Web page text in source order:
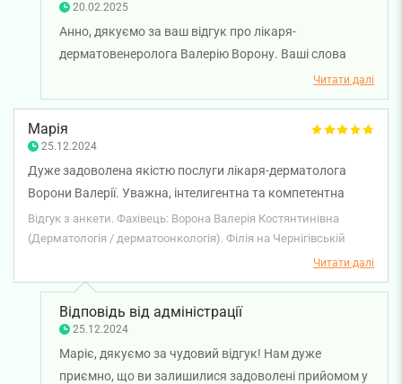
20.02.2025
Анно, дякуємо за ваш відгук про лікаря-
дерматовенеролога Валерію Ворону. Ваші слова
надихають нас і далі працювати на найвищому рівні.
Бажаємо вам міцного здоров'я!
Читати далі
Марія
25.12.2024
Дуже задоволена якістю послуги лікаря-дерматолога
Ворони Валерії. Уважна, інтелигентна та компетентна
лікарка . Була перший раз в клініці та у лікаря на прийомі.
Все пройшло дуже добре! Дякую!
Відгук з анкети. Фахівець: Ворона Валерія Костянтинівна
(Дерматологія / дерматоонкологія). Філія на Чернігівській
Читати далі
Відповідь від адміністрації
25.12.2024
Маріє, дякуємо за чудовий відгук! Нам дуже
приємно, що ви залишилися задоволені прийомом у